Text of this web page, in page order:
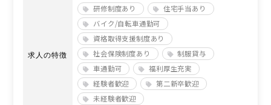
求人の特徴
研修制度あり
住宅手当あり
バイク/自転車通勤可
資格取得支援制度あり
社会保険制度あり
制服貸与
車通勤可
福利厚生充実
経験者歓迎
第二新卒歓迎
未経験者歓迎